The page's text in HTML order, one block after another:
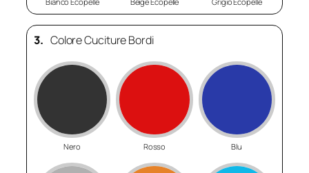
3. Colore Cuciture Bordi
Nero Rosso Blu